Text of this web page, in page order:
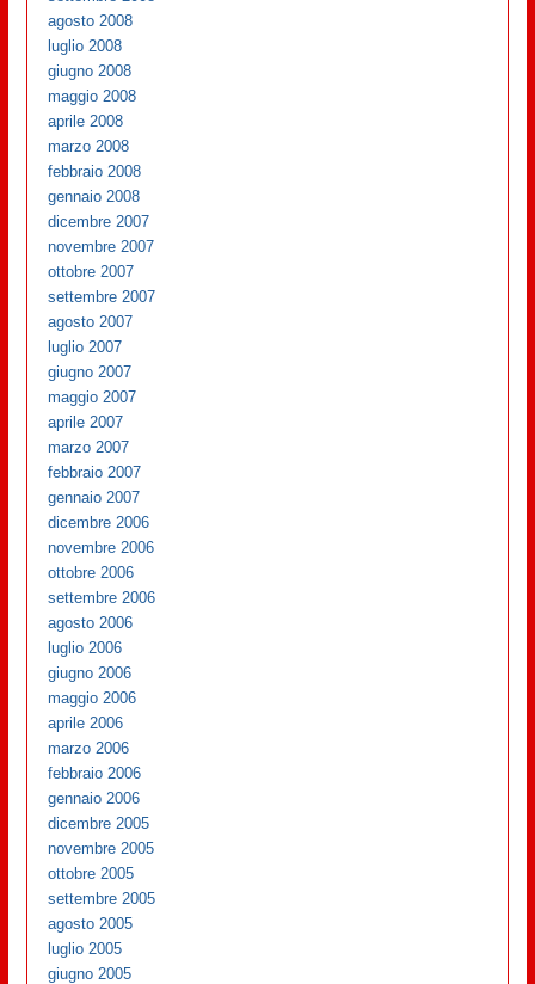
agosto 2008
luglio 2008
giugno 2008
maggio 2008
aprile 2008
marzo 2008
febbraio 2008
gennaio 2008
dicembre 2007
novembre 2007
ottobre 2007
settembre 2007
agosto 2007
luglio 2007
giugno 2007
maggio 2007
aprile 2007
marzo 2007
febbraio 2007
gennaio 2007
dicembre 2006
novembre 2006
ottobre 2006
settembre 2006
agosto 2006
luglio 2006
giugno 2006
maggio 2006
aprile 2006
marzo 2006
febbraio 2006
gennaio 2006
dicembre 2005
novembre 2005
ottobre 2005
settembre 2005
agosto 2005
luglio 2005
giugno 2005